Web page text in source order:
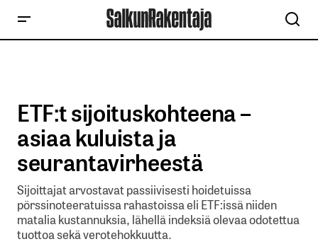
ETF:t sijoituskohteena –
asiaa kuluista ja
seurantavirheestä
Sijoittajat arvostavat passiivisesti hoidetuissa
pörssinoteeratuissa rahastoissa eli ETF:issä niiden
matalia kustannuksia, lähellä indeksiä olevaa odotettua
tuottoa sekä verotehokkuutta.